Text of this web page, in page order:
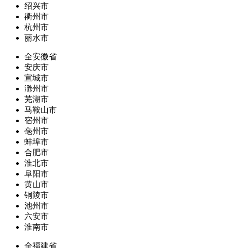
绍兴市
衢州市
杭州市
丽水市
全安徽省
安庆市
宣城市
滁州市
芜湖市
马鞍山市
宿州市
亳州市
蚌埠市
合肥市
淮北市
阜阳市
黄山市
铜陵市
池州市
六安市
淮南市
全福建省